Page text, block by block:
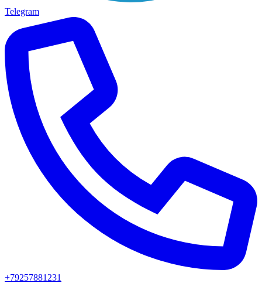
Telegram
+79257881231